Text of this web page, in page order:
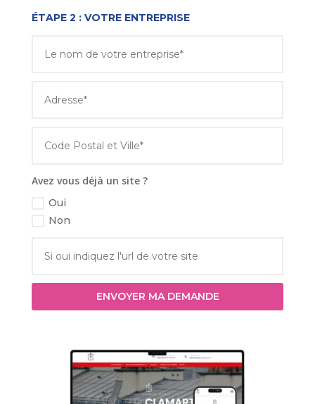
ÉTAPE 2 : VOTRE ENTREPRISE
Avez vous déjà un site ?
Oui
Non
ENVOYER MA DEMANDE